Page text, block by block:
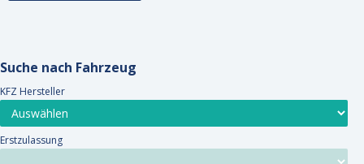
Suche nach Fahrzeug
KFZ Hersteller
Erstzulassung